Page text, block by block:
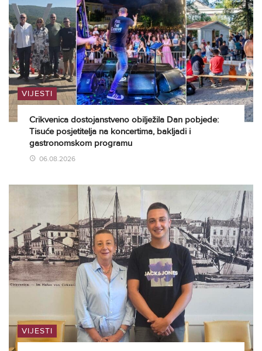
VIJESTI
Crikvenica dostojanstveno obilježila Dan pobjede:
Tisuće posjetitelja na koncertima, bakljadi i
gastronomskom programu
06.08.2026
VIJESTI